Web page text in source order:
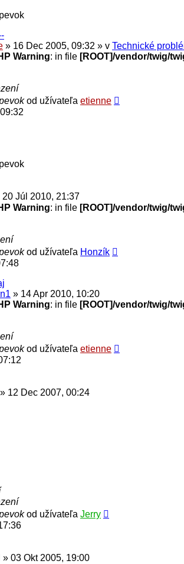
» 16 Dec 2005, 09:32 » v Technické
Warning: in file [ROOT]/vendor/twig/
od užívateľa etienne
20 Júl 2010, 21:37
Warning: in file [ROOT]/vendor/twig/
od užívateľa Honzík
» 14 Apr 2010, 10:20
Warning: in file [ROOT]/vendor/twig/
od užívateľa etienne
» 12 Dec 2007, 00:24
od užívateľa Jerry
» 03 Okt 2005, 19:00